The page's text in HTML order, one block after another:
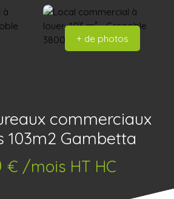
+ de photos
commerciaux
103m2 Gambetta
€ /mois HT HC